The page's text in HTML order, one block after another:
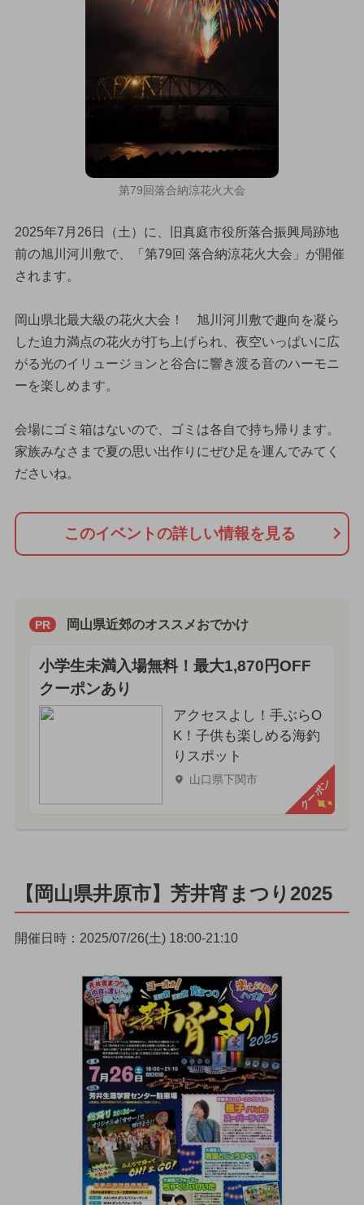
第79回落合納涼花火大会
2025年7月26日（土）に、旧真庭市役所落合振興局跡地
前の旭川河川敷で、「第79回 落合納涼花火大会」が開催
されます。
岡山県北最大級の花火大会！ 旭川河川敷で趣向を凝ら
した迫力満点の花火が打ち上げられ、夜空いっぱいに広
がる光のイリュージョンと谷合に響き渡る音のハーモニ
ーを楽しめます。
会場にゴミ箱はないので、ゴミは各自で持ち帰ります。
家族みなさまで夏の思い出作りにぜひ足を運んでみてく
ださいね。
このイベントの詳しい情報を見る
PR 岡山県近郊のオススメおでかけ
小学生未満入場無料！最大1,870円OFF
クーポンあり
アクセスよし！手ぶらO
K！子供も楽しめる海釣
りスポット
山口県下関市 クーポン
【岡山県井原市】芳井宵まつり2025
開催日時：2025/07/26(土) 18:00-21:10